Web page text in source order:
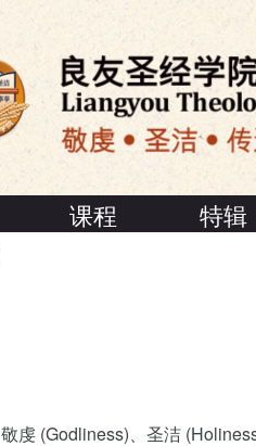
课程 特辑
敬虔 (Godliness)、圣洁